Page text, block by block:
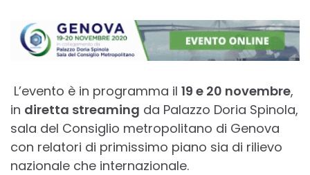
L’evento è in programma il 19 e 20 novembre,
in diretta streaming da Palazzo Doria Spinola,
sala del Consiglio metropolitano di Genova
con relatori di primissimo piano sia di rilievo
nazionale che internazionale.